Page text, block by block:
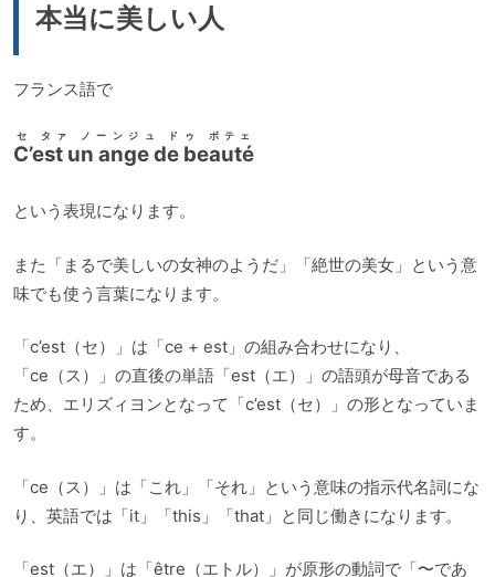
本当に美しい人
フランス語で
C’est un ange de beauté
セ タァ ノーンジュ ドゥ ボテェ
という表現になります。
また「まるで美しいの女神のようだ」「絶世の美女」という意
味でも使う言葉になります。
「c’est（セ）」は「ce + est」の組み合わせになり、
「ce（ス）」の直後の単語「est（エ）」の語頭が母音である
ため、エリズィヨンとなって「c’est（セ）」の形となっていま
す。
「ce（ス）」は「これ」「それ」という意味の指示代名詞にな
り、英語では「it」「this」「that」と同じ働きになります。
「est（エ）」は「être（エトル）」が原形の動詞で「〜であ